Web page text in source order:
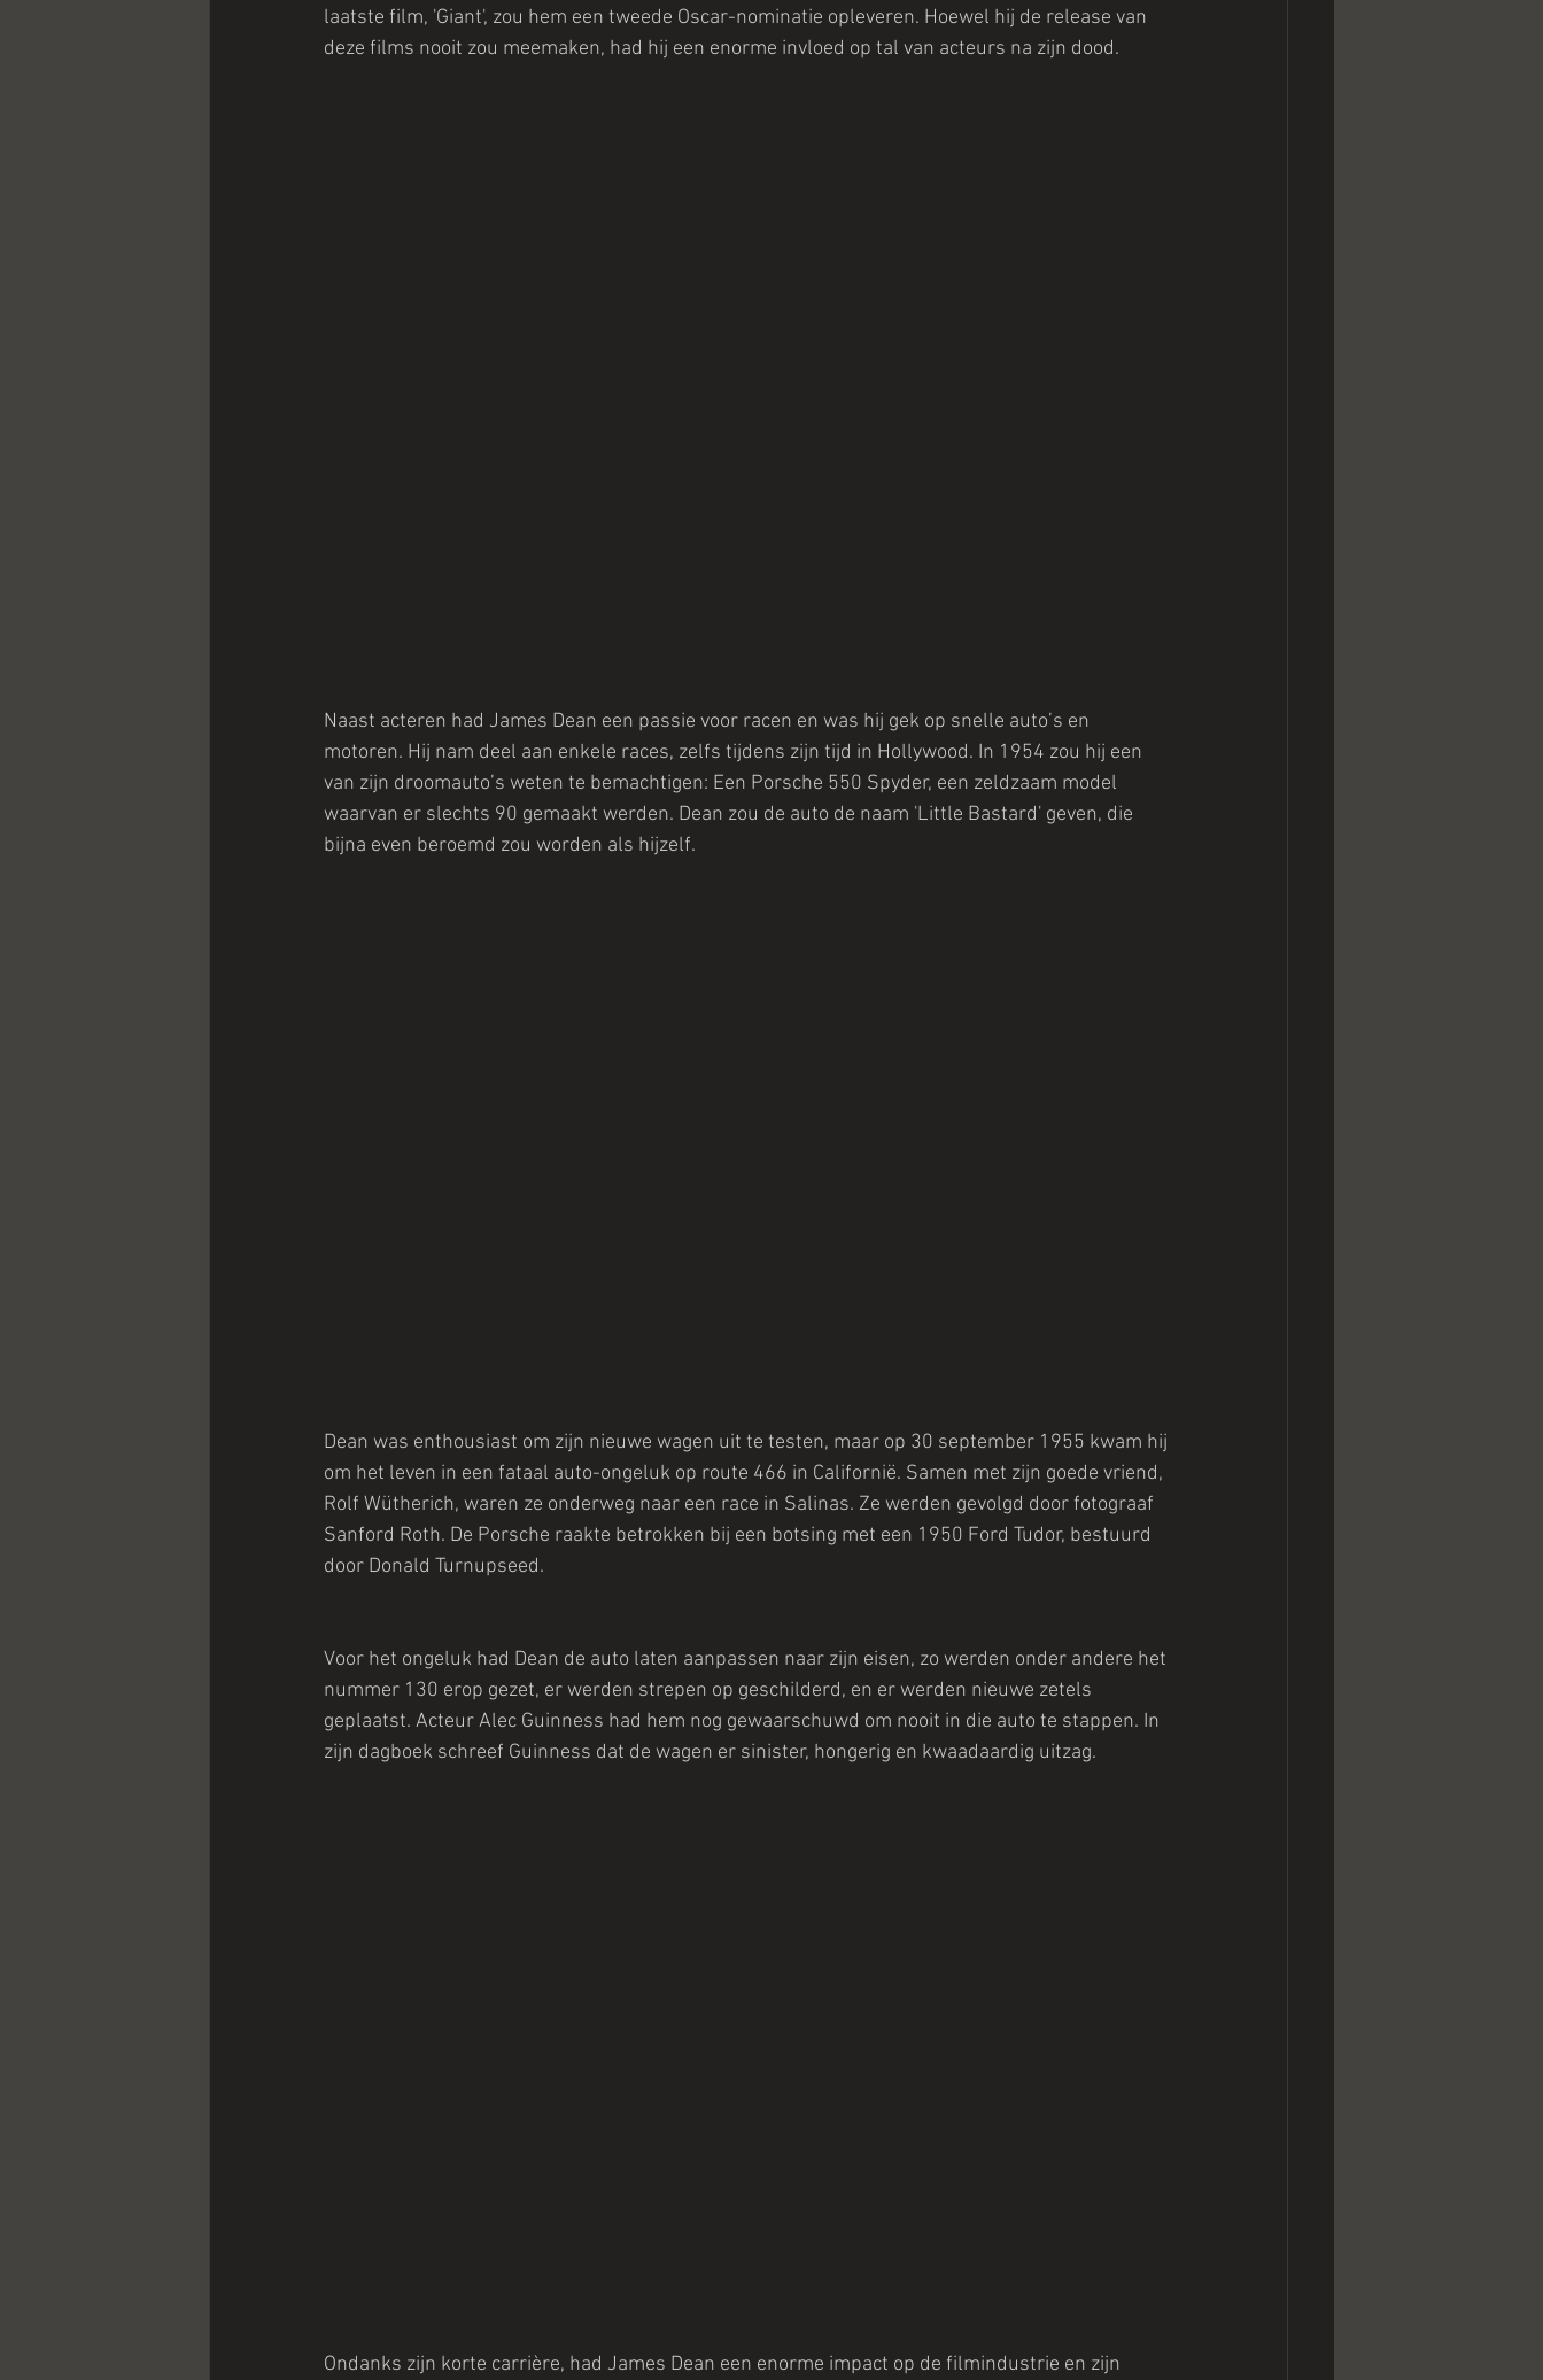
laatste film, 'Giant', zou hem een tweede Oscar-nominatie opleveren. Hoewel hij de release van
deze films nooit zou meemaken, had hij een enorme invloed op tal van acteurs na zijn dood.
Naast acteren had James Dean een passie voor racen en was hij gek op snelle auto’s en
motoren. Hij nam deel aan enkele races, zelfs tijdens zijn tijd in Hollywood. In 1954 zou hij een
van zijn droomauto’s weten te bemachtigen: Een Porsche 550 Spyder, een zeldzaam model
waarvan er slechts 90 gemaakt werden. Dean zou de auto de naam 'Little Bastard' geven, die
bijna even beroemd zou worden als hijzelf.
Dean was enthousiast om zijn nieuwe wagen uit te testen, maar op 30 september 1955 kwam hij
om het leven in een fataal auto-ongeluk op route 466 in Californië. Samen met zijn goede vriend,
Rolf Wütherich, waren ze onderweg naar een race in Salinas. Ze werden gevolgd door fotograaf
Sanford Roth. De Porsche raakte betrokken bij een botsing met een 1950 Ford Tudor, bestuurd
door Donald Turnupseed.
Voor het ongeluk had Dean de auto laten aanpassen naar zijn eisen, zo werden onder andere het
nummer 130 erop gezet, er werden strepen op geschilderd, en er werden nieuwe zetels
geplaatst. Acteur Alec Guinness had hem nog gewaarschuwd om nooit in die auto te stappen. In
zijn dagboek schreef Guinness dat de wagen er sinister, hongerig en kwaadaardig uitzag.
Ondanks zijn korte carrière, had James Dean een enorme impact op de filmindustrie en zijn